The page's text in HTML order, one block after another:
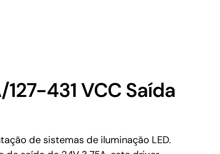
431 VCC Saída
de sistemas de iluminação LED.